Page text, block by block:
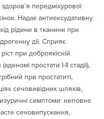
передміхурової
Надає антиексудативну
рідини в тканини при
дії. Сприяє
при доброякісній
простати I-II стадії),
при простатиті,
сечовивідних шляхів,
симптоми: неповне
сечовипускання,